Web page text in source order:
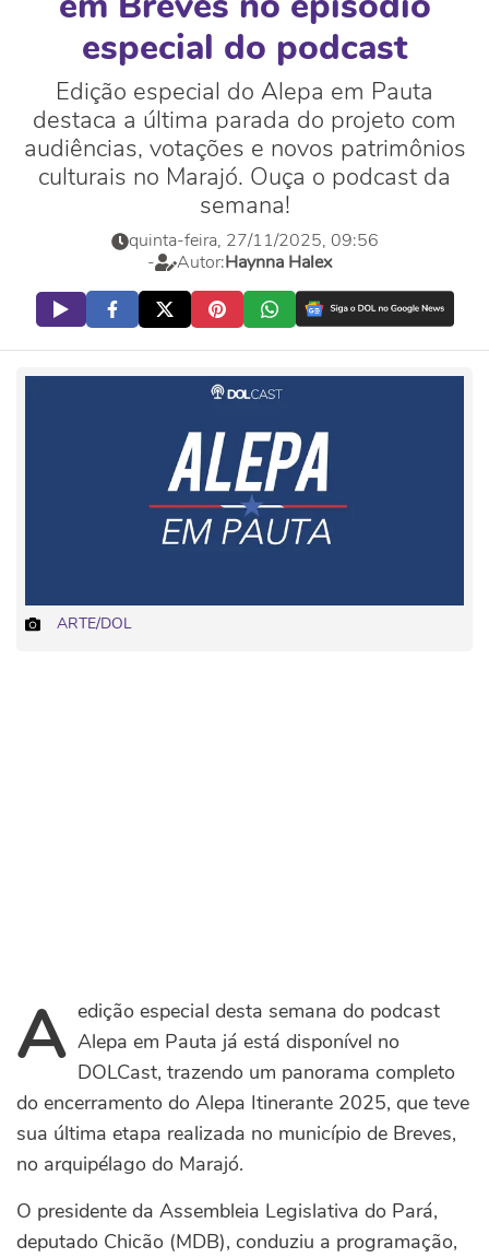
especial do podcast
Edição especial do Alepa em Pauta
destaca a última parada do projeto com
audiências, votações e novos patrimônios
culturais no Marajó. Ouça o podcast da
semana!
quinta-feira, 27/11/2025, 09:56
-
Autor:Haynna Halex
ARTE/DOL
Aedição especial desta semana do podcast
Alepa em Pauta já está disponível no
DOLCast, trazendo um panorama completo
do encerramento do Alepa Itinerante 2025, que teve
sua última etapa realizada no município de Breves,
no arquipélago do Marajó.
O presidente da Assembleia Legislativa do Pará,
deputado Chicão (MDB), conduziu a programação,